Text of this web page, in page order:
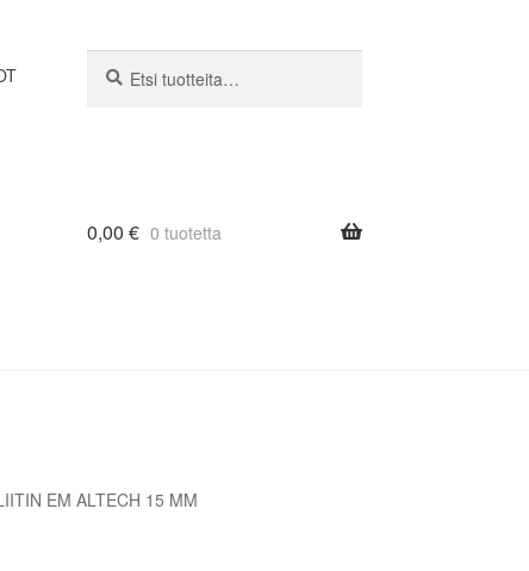
0,00 € 0 tuotetta
EM ALTECH 15 MM